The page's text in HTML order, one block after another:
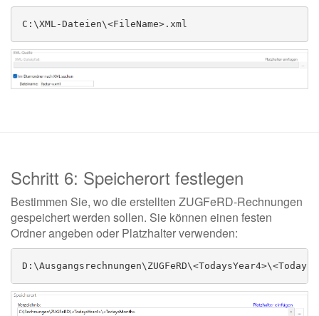
C:\XML-Dateien\<FileName>.xml
Schritt 6: Speicherort festlegen
Bestimmen Sie, wo die erstellten ZUGFeRD-Rechnungen
gespeichert werden sollen. Sie können einen festen
Ordner angeben oder Platzhalter verwenden: